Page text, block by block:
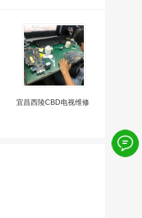
宜昌西陵CBD电视维修